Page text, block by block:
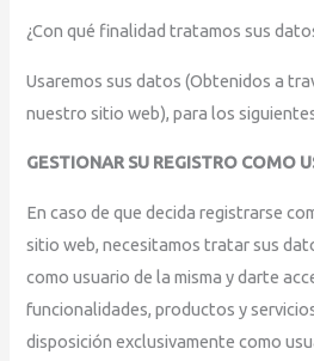
¿Con qué finalidad tratamos sus
Usaremos sus datos (Obtenidos a
nuestro sitio web), para los
GESTIONAR SU REGISTRO COMO
En caso de que decida registrarse
sitio web, necesitamos tratar sus
como usuario de la misma y darte
funcionalidades, productos y
disposición exclusivamente como